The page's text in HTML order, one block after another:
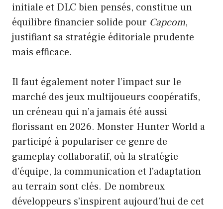
initiale et DLC bien pensés, constitue un
équilibre financier solide pour Capcom,
justifiant sa stratégie éditoriale prudente
mais efficace.
Il faut également noter l’impact sur le
marché des jeux multijoueurs coopératifs,
un créneau qui n’a jamais été aussi
florissant en 2026. Monster Hunter World a
participé à populariser ce genre de
gameplay collaboratif, où la stratégie
d’équipe, la communication et l’adaptation
au terrain sont clés. De nombreux
développeurs s’inspirent aujourd’hui de cet